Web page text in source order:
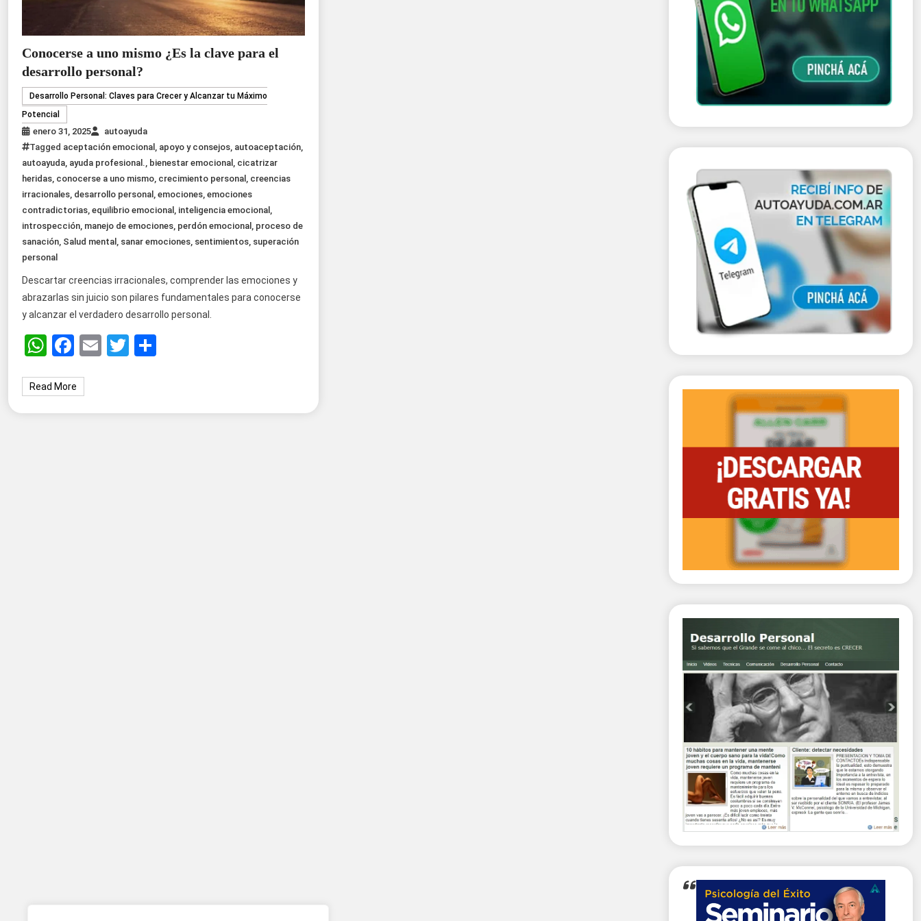
Conocerse a uno mismo ¿Es la clave para el
desarrollo personal?
Desarrollo Personal: Claves para Crecer y Alcanzar tu Máximo
Potencial
enero 31, 2025
autoayuda
Tagged aceptación emocional apoyo y consejos autoaceptación
autoayuda ayuda profesional. bienestar emocional
cicatrizar
heridas conocerse a uno mismo crecimiento personal
creencias
irracionales desarrollo personal ,emociones ,emociones
contradictorias ,equilibrio emocional inteligencia emocional
introspección manejo de emociones perdón emocional
proceso de
sanación Salud mental sanar emociones sentimientos superación
personal
Descartar creencias irracionales, comprender las emociones y
abrazarlas sin juicio son pilares fundamentales para conocerse
y alcanzar el verdadero desarrollo personal.
WhatsApp
Facebook
EmailTwitter
Read More